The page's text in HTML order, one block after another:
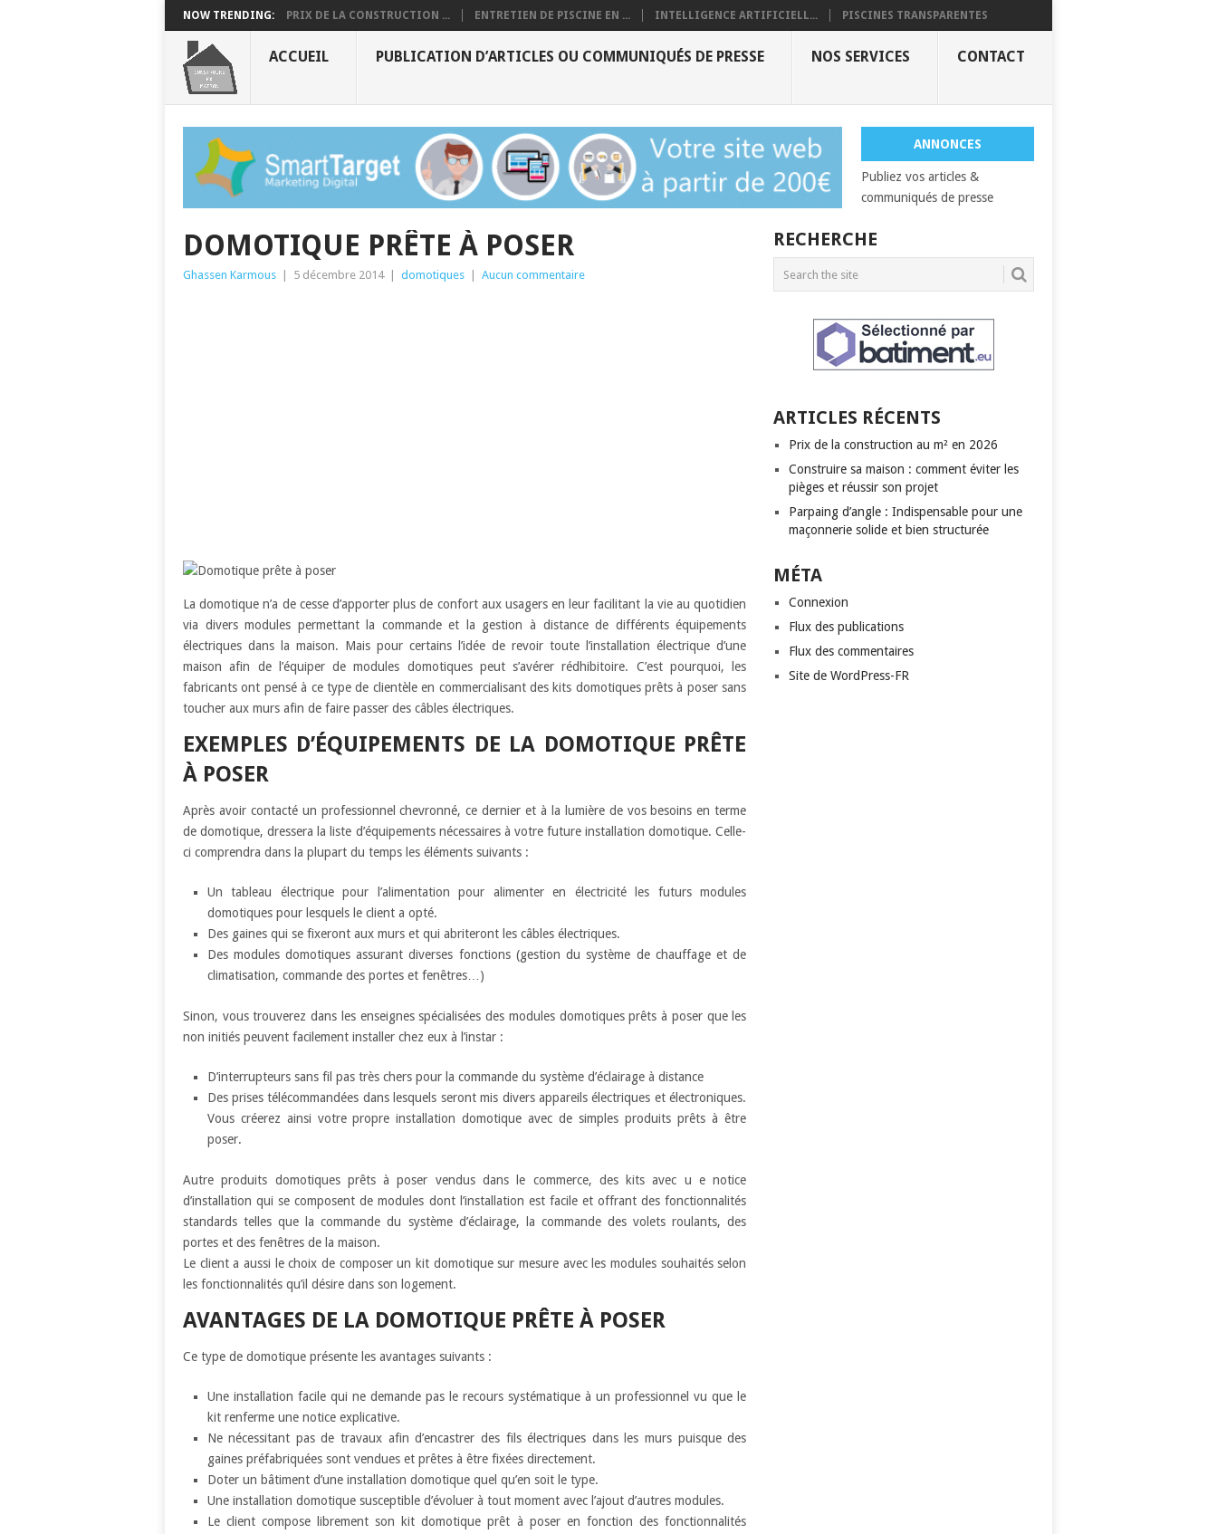
NOW TRENDING: PRIX DE LA CONSTRUCTION ... ENTRETIEN DE PISCINE EN ... INTELLIGENCE ARTIFICIELL... PISCINES TRANSPARENTES
ACCUEIL PUBLICATION D’ARTICLES OU COMMUNIQUÉS DE PRESSE NOS SERVICES CONTACT
ANNONCES
Publiez vos articles &
communiqués de presse
DOMOTIQUE PRÊTE À POSER
Ghassen Karmous 5 décembre 2014 domotiques Aucun commentaire
La domotique n’a de cesse d’apporter plus de confort aux usagers en leur facilitant la vie au quotidien
via divers modules permettant la commande et la gestion à distance de différents équipements
électriques dans la maison. Mais pour certains l’idée de revoir toute l’installation électrique d’une
maison afin de l’équiper de modules domotiques peut s’avérer rédhibitoire. C’est pourquoi, les
fabricants ont pensé à ce type de clientèle en commercialisant des kits domotiques prêts à poser sans
toucher aux murs afin de faire passer des câbles électriques.
EXEMPLES D’ÉQUIPEMENTS DE LA DOMOTIQUE PRÊTE
À POSER
Après avoir contacté un professionnel chevronné, ce dernier et à la lumière de vos besoins en terme
de domotique, dressera la liste d’équipements nécessaires à votre future installation domotique. Celle-
ci comprendra dans la plupart du temps les éléments suivants :
Un tableau électrique pour l’alimentation pour alimenter en électricité les futurs modules
domotiques pour lesquels le client a opté.
Des gaines qui se fixeront aux murs et qui abriteront les câbles électriques.
Des modules domotiques assurant diverses fonctions (gestion du système de chauffage et de
climatisation, commande des portes et fenêtres…)
Sinon, vous trouverez dans les enseignes spécialisées des modules domotiques prêts à poser que les
non initiés peuvent facilement installer chez eux à l’instar :
D’interrupteurs sans fil pas très chers pour la commande du système d’éclairage à distance
Des prises télécommandées dans lesquels seront mis divers appareils électriques et électroniques.
Vous créerez ainsi votre propre installation domotique avec de simples produits prêts à être
poser.
Autre produits domotiques prêts à poser vendus dans le commerce, des kits avec u e notice
d’installation qui se composent de modules dont l’installation est facile et offrant des fonctionnalités
standards telles que la commande du système d’éclairage, la commande des volets roulants, des
portes et des fenêtres de la maison.
Le client a aussi le choix de composer un kit domotique sur mesure avec les modules souhaités selon
les fonctionnalités qu’il désire dans son logement.
AVANTAGES DE LA DOMOTIQUE PRÊTE À POSER
Ce type de domotique présente les avantages suivants :
Une installation facile qui ne demande pas le recours systématique à un professionnel vu que le
kit renferme une notice explicative.
Ne nécessitant pas de travaux afin d’encastrer des fils électriques dans les murs puisque des
gaines préfabriquées sont vendues et prêtes à être fixées directement.
Doter un bâtiment d’une installation domotique quel qu’en soit le type.
Une installation domotique susceptible d’évoluer à tout moment avec l’ajout d’autres modules.
Le client compose librement son kit domotique prêt à poser en fonction des fonctionnalités
RECHERCHE
ARTICLES RÉCENTS
Prix de la construction au m² en 2026
Construire sa maison : comment éviter les
pièges et réussir son projet
Parpaing d’angle : Indispensable pour une
maçonnerie solide et bien structurée
MÉTA
Connexion
Flux des publications
Flux des commentaires
Site de WordPress-FR